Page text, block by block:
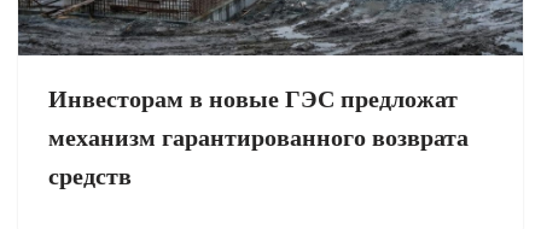
Инвесторам в новые ГЭС предложат
механизм гарантированного возврата
средств